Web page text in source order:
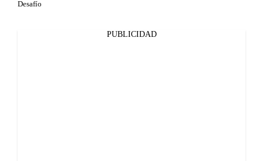
Desafío
PUBLICIDAD